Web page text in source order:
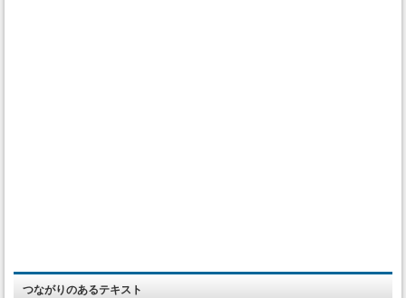
つながりのあるテキスト